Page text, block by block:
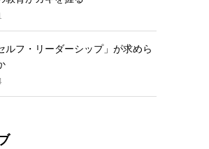
ルフ・リーダーシップ」が求めら